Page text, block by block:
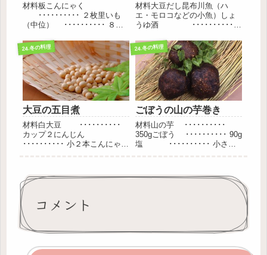
材料板こんにゃく
･･････････ ２枚里いも
（中位） ･･････････ ８個
150gだし汁
･･････････ 大さじ
２しょうゆ
･･････････ 大さじ１
砂糖...
材料大豆だし昆布川魚（ハ
エ・モロコなどの小魚）しょ
うゆ酒 ･･････････
２個月桂樹の葉 ･･････････
２枚みりん ･･････････
少々作り方大豆を洗って一晩
水につける。...
24.冬の料理
大豆の五目煮
材料白大豆 ･･････････
カップ２にんじん
･･････････ 小２本こんにゃく
･･････････ 20...
24.冬の料理
ごぼうの山の芋巻き
材料山の芋 ･･････････
350gごぼう ･･････････ 90g
塩 ･･････････ 小さじ
コメント